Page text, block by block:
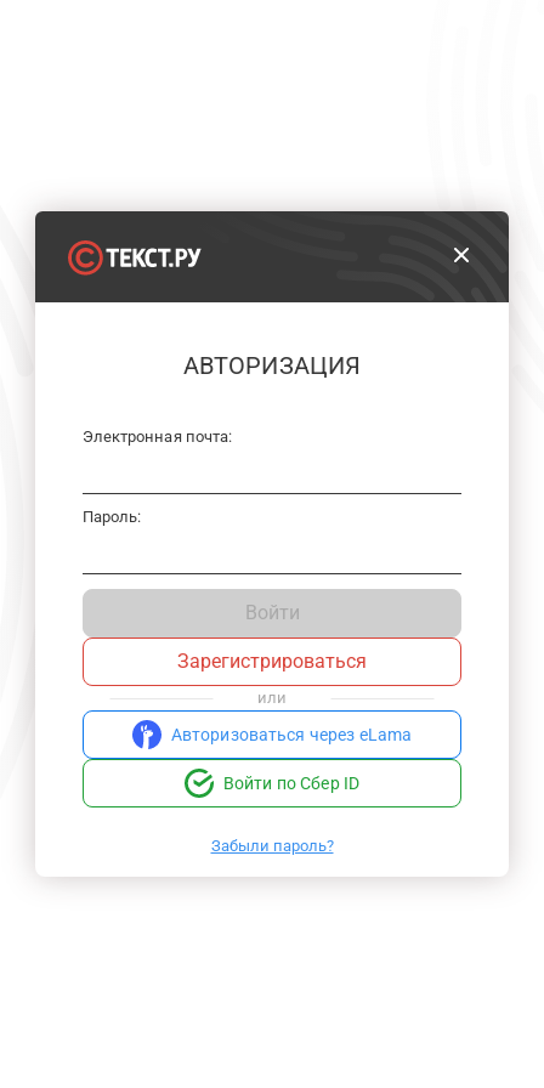
АВТОРИЗАЦИЯ
Электронная почта:
Пароль:
Войти
Зарегистрироваться
или
Авторизоваться через eLama
Войти по Сбер ID
Забыли пароль?